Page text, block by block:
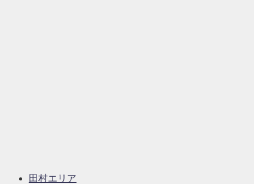
田村エリア